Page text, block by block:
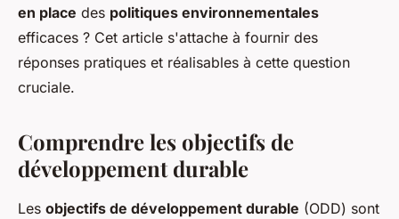
en place des politiques environnementales
efficaces ? Cet article s'attache à fournir des
réponses pratiques et réalisables à cette question
cruciale.
Comprendre les objectifs de
développement durable
Les objectifs de développement durable (ODD) sont